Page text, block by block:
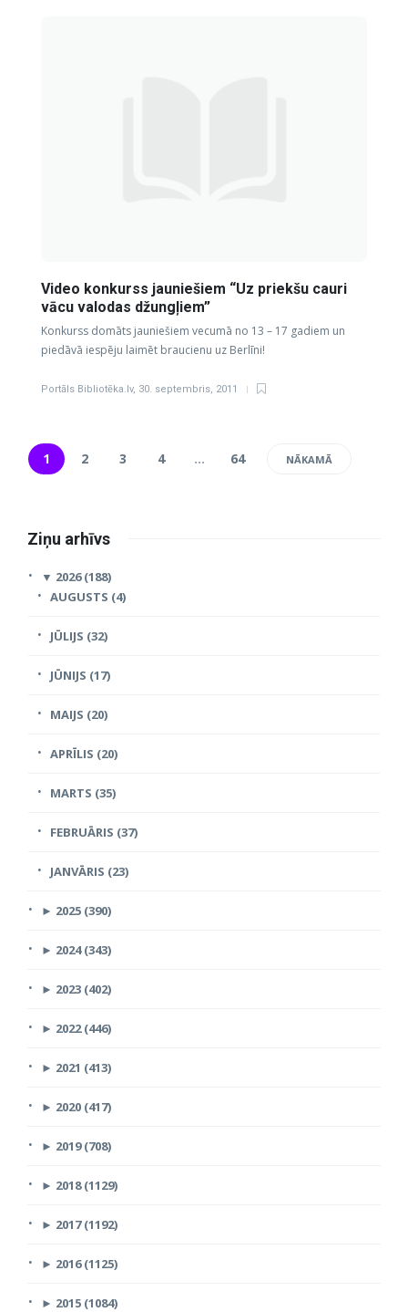
Video konkurss jauniešiem “Uz priekšu cauri
vācu valodas džungļiem”
Konkurss domāts jauniešiem vecumā no 13 – 17 gadiem un
piedāvā iespēju laimēt braucienu uz Berlīni!
Portāls Bibliotēka.lv, 30. septembris, 2011
1 2 3 4 … 64 NĀKAMĀ
Ziņu arhīvs
▼ 2026 (188)
AUGUSTS (4)
JŪLIJS (32)
JŪNIJS (17)
MAIJS (20)
APRĪLIS (20)
MARTS (35)
FEBRUĀRIS (37)
JANVĀRIS (23)
► 2025 (390)
► 2024 (343)
► 2023 (402)
► 2022 (446)
► 2021 (413)
► 2020 (417)
► 2019 (708)
► 2018 (1129)
► 2017 (1192)
► 2016 (1125)
► 2015 (1084)